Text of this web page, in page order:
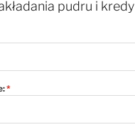
pudru i kredy